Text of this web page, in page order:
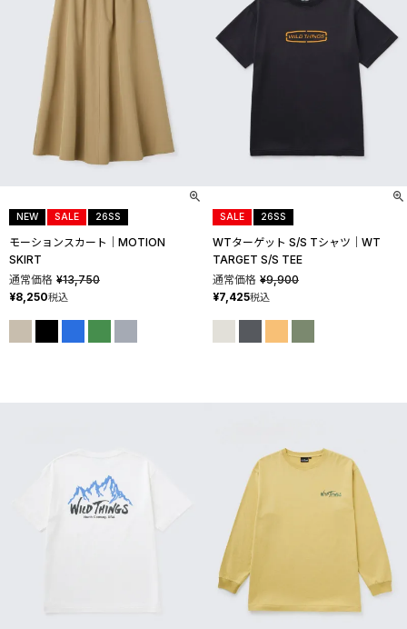
モーションスカート│MOTION
SKIRT
NEW SALE 26SS
通常価格 ¥13,750
¥8,250税込
WTターゲット S/S Tシャツ│WT
TARGET S/S TEE
SALE 26SS
通常価格 ¥9,900
¥7,425税込